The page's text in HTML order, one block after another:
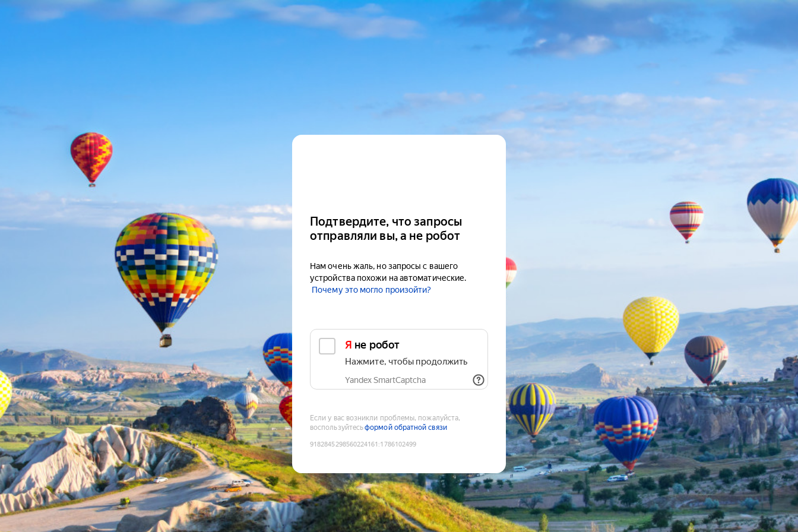
Подтвердите, что запросы
отправляли вы, а не робот
Нам очень жаль, но запросы с вашего
устройства похожи на автоматические.
Почему это могло произойти?
Я не робот
Нажмите, чтобы продолжить
Yandex SmartCaptcha
Если у вас возникли проблемы, пожалуйста,
воспользуйтесьформой обратной связи
9182845298560224161 :1786102499